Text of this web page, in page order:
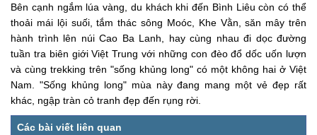
Bên cạnh ngắm lúa vàng, du khách khi đến Bình Liêu còn có thể
thoải mái lội suối, tắm thác sông Moóc, Khe Vằn, săn mây trên
hành trình lên núi Cao Ba Lanh, hay cùng nhau đi dọc đường
tuần tra biên giới Việt Trung với những con đèo đổ dốc uốn lượn
và cùng trekking trên "sống khủng long" có một không hai ở Việt
Nam. "Sống khủng long" mùa này đang mang một vẻ đẹp rất
khác, ngập tràn cỏ tranh đẹp đến rụng rời.